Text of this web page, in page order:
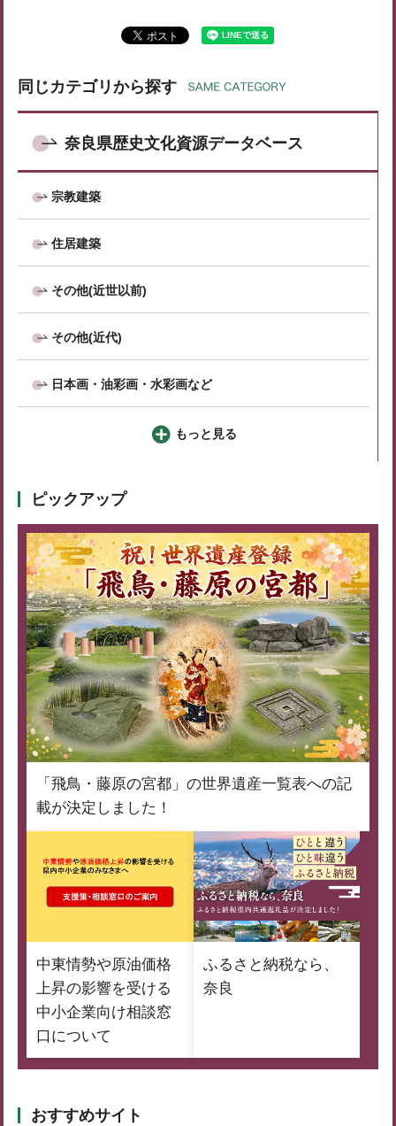
同じカテゴリから探す
奈良県歴史文化資源データベース
宗教建築
住居建築
その他(近世以前)
その他(近代)
日本画・油彩画・水彩画など
もっと見る
ピックアップ
「飛鳥・藤原の宮都」の世界遺産一覧表への記
載が決定しました！
中東情勢や原油価格
上昇の影響を受ける
中小企業向け相談窓
口について
ふるさと納税なら、
奈良
おすすめサイト